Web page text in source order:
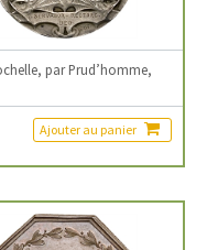
par Prud’homme,
Ajouter au panier